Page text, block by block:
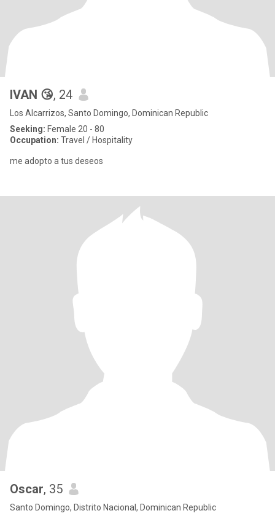
IVAN 😘, 24
Los Alcarrizos, Santo Domingo, Dominican Republic
Seeking: Female 20 - 80
Occupation: Travel / Hospitality
me adopto a tus deseos
Oscar, 35
Santo Domingo, Distrito Nacional, Dominican Republic